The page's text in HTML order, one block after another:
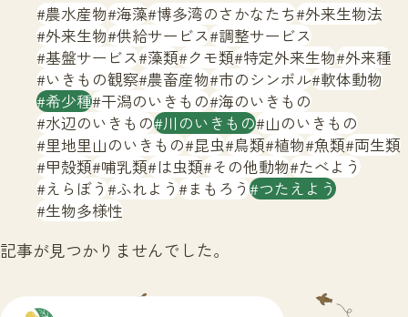
生物多様性ふくおかウェブセンターとは
サイトマップ
農水産物 海藻 博多湾のさかなたち 外来生物法
外来生物 供給サービス 調整サービス
基盤サービス 藻類 クモ類 特定外来生物 外来種
いきもの観察 農畜産物 市のシンボル 軟体動物
希少種 干潟のいきもの 海のいきもの
水辺のいきもの 川のいきもの 山のいきもの
里地里山のいきもの 昆虫 鳥類 植物 魚類 両生類
甲殻類 哺乳類 は虫類 その他動物 たべよう
えらぼう ふれよう まもろう つたえよう
生物多様性
記事が見つかりませんでした。